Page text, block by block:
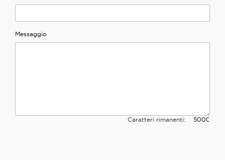
Messaggio
Caratteri rimanenti: